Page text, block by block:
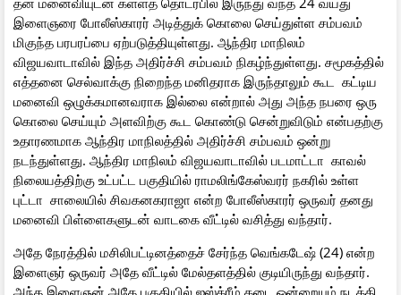
இளைஞரை போலீஸ்காரர் அடித்துக் கொலை செய்துள்ள சம்பவம்
மிகுந்த பரபரப்பை ஏற்படுத்தியுள்ளது. ஆந்திர மாநிலம்
விஜயவாடாவில் இந்த அதிர்ச்சி சம்பவம் நிகழ்ந்துள்ளது. சமூகத்தில்
எத்தனை செல்வாக்கு நிறைந்த மனிதராக இருந்தாலும் கூட கட்டிய
மனைவி ஒழுக்கமானவராக இல்லை என்றால் அது அந்த நபரை ஒரு
கொலை செய்யும் அளவிற்கு கூட கொண்டு சென்றுவிடும் என்பதற்கு
உதாரணமாக ஆந்திர மாநிலத்தில் அதிர்ச்சி சம்பவம் ஒன்று
நடந்துள்ளது. ஆந்திர மாநிலம் விஜயவாடாவில் படமாட்டா காவல்
நிலையத்திற்கு உட்பட்ட பகுதியில் ராமலிங்கேஸ்வரர் நகரில் உள்ள
புட்டா சாலையில் சிவகனகராஜா என்ற போலீஸ்காரர் ஒருவர் தனது
மனைவி பிள்ளைகளுடன் வாடகை வீட்டில் வசித்து வந்தார்.
அதே நேரத்தில் மசிலிபட்டினத்தைச் சேர்ந்த வெங்கடேஷ் (24) என்ற
இளைஞர் ஒருவர் அதே வீட்டில் மேல்தளத்தில் குடியிருந்து வந்தார்.
அந்த இளைஞன் அதே பகுதியில் ஐஸ்க்ரீம் கடை ஒன்றையும் நடத்தி